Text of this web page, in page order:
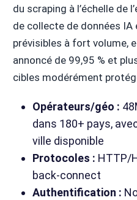
du scraping à l’échelle de
de collecte de données
prévisibles à fort volume,
annoncé de 99,95 % et
cibles modérément
Opérateurs/géo :
dans 180+ pays,
ville disponible
Protocoles : HTTP/
back-connect
Authentification :